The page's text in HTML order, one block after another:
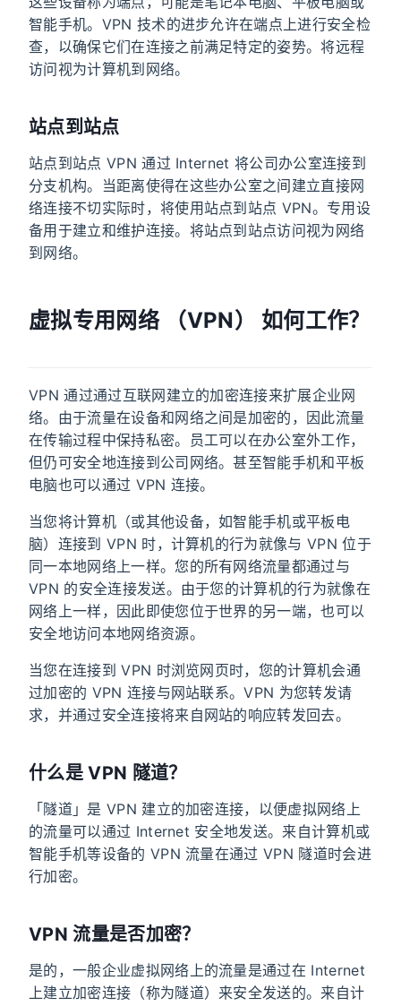
智能手机。VPN 技术的进步允许在端点上进行安全检
查，以确保它们在连接之前满足特定的姿势。将远程
访问视为计算机到网络。
站点到站点
站点到站点 VPN 通过 Internet 将公司办公室连接到
分支机构。当距离使得在这些办公室之间建立直接网
络连接不切实际时，将使用站点到站点 VPN。专用设
备用于建立和维护连接。将站点到站点访问视为网络
到网络。
虚拟专用网络 （VPN） 如何工作？
VPN 通过通过互联网建立的加密连接来扩展企业网
络。由于流量在设备和网络之间是加密的，因此流量
在传输过程中保持私密。员工可以在办公室外工作，
但仍可安全地连接到公司网络。甚至智能手机和平板
电脑也可以通过 VPN 连接。
当您将计算机（或其他设备，如智能手机或平板电
脑）连接到 VPN 时，计算机的行为就像与 VPN 位于
同一本地网络上一样。您的所有网络流量都通过与
VPN 的安全连接发送。由于您的计算机的行为就像在
网络上一样，因此即使您位于世界的另一端，也可以
安全地访问本地网络资源。
当您在连接到 VPN 时浏览网页时，您的计算机会通
过加密的 VPN 连接与网站联系。VPN 为您转发请
求，并通过安全连接将来自网站的响应转发回去。
什么是 VPN 隧道？
「隧道」是 VPN 建立的加密连接，以便虚拟网络上
的流量可以通过 Internet 安全地发送。来自计算机或
智能手机等设备的 VPN 流量在通过 VPN 隧道时会进
行加密。
VPN 流量是否加密？
是的，一般企业虚拟网络上的流量是通过在 Internet
上建立加密连接（称为隧道）来安全发送的。来自计